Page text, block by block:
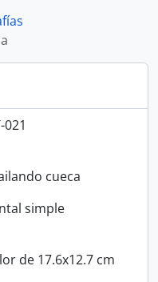
021
cueca
simple
de 17.6x12.7 cm